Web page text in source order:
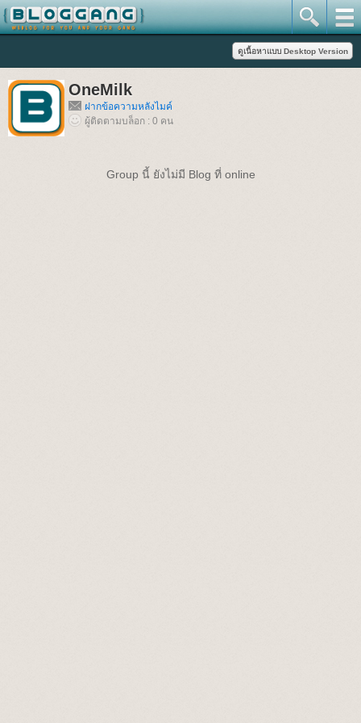
OneMilk
ฝากข้อความหลังไมค์
ผู้ติดตามบล็อก : 0 คน
Group นี้ ยังไม่มี Blog ที่ online